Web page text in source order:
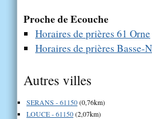
Proche de Ecouche
Horaires de prières 61 Orne
Horaires de prières Basse-
Autres villes
SERANS - 61150(0,76km)
LOUCE - 61150(2,07km)